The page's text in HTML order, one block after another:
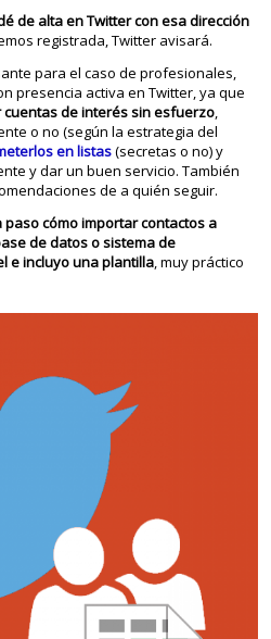
de alta en Twitter con esa dirección
registrada, Twitter avisará.
para el caso de profesionales,
presencia activa en Twitter, ya que
de interés sin esfuerzo,
o no (según la estrategia del
en listas(secretas o no) y
y dar un buen servicio. También
de a quién seguir.
paso cómo importar contactos a
de datos o sistema de
e incluyo una plantilla, muy práctico